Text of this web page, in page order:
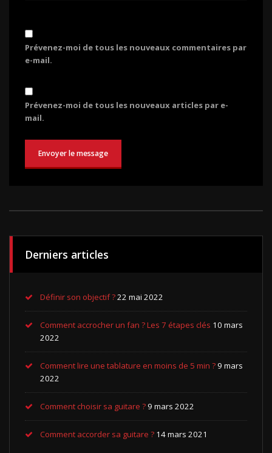
Prévenez-moi de tous les nouveaux commentaires par
e-mail.
Prévenez-moi de tous les nouveaux articles par e-
mail.
Derniers articles
Définir son objectif ?22 mai 2022
Comment accrocher un fan ? Les 7 étapes clés 10 mars
2022
Comment lire une tablature en moins de 5 min ? 9 mars
2022
Comment choisir sa guitare ? 9 mars 2022
Comment accorder sa guitare ? 14 mars 2021